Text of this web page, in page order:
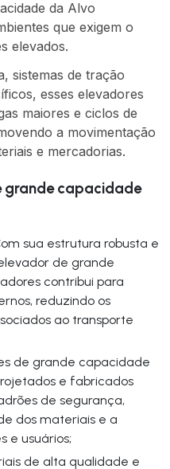
da Alvo
que exigem o
elevados.
sistemas de tração
esses elevadores
maiores e ciclos de
a movimentação
e mercadorias.
grande capacidade
de grande
contribui para
reduzindo os
ao transporte
e fabricados
de segurança,
dos materiais e a
e usuários;